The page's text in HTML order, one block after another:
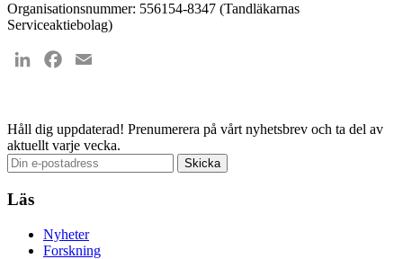
Organisationsnummer: 556154-8347 (Tandläkarnas
Serviceaktiebolag)
LinkedInFacebook
Håll dig uppdaterad! Prenumerera på vårt nyhetsbrev och ta del av
aktuellt varje vecka.
Läs
Nyheter
Forskning